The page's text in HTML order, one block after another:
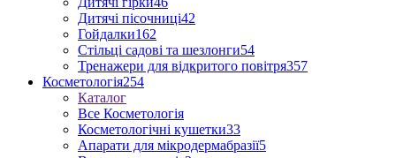
Дитячі пісочниці42
Гойдалки162
Стільці садові та шезлонги54
Тренажери для відкритого повітря357
Косметологія254
Каталог
Все Косметологія
Косметологічні кушетки33
Апарати для мікродермабразії5